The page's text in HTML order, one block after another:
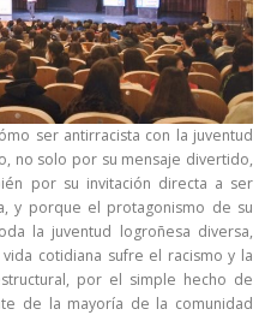
ser antirracista con la juventud
no solo por su mensaje divertido,
por su invitación directa a ser
y porque el protagonismo de su
la juventud logroñesa diversa,
cotidiana sufre el racismo y la
por el simple hecho de
de la mayoría de la comunidad